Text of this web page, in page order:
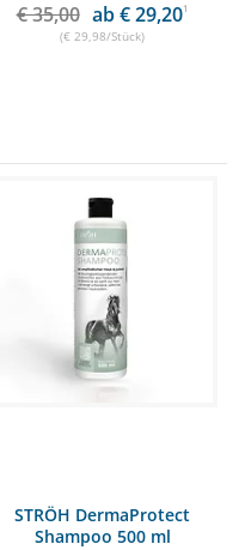
€ 35,00 ab € 29,201
(€ 29,98/Stück)
STRÖH DermaProtect
Shampoo 500 ml